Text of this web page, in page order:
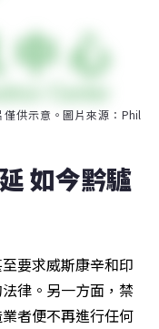
供示意。圖片來源：Phil
如今黔驢
要求威斯康辛和印
律。另一方面，禁
者便不再進行任何